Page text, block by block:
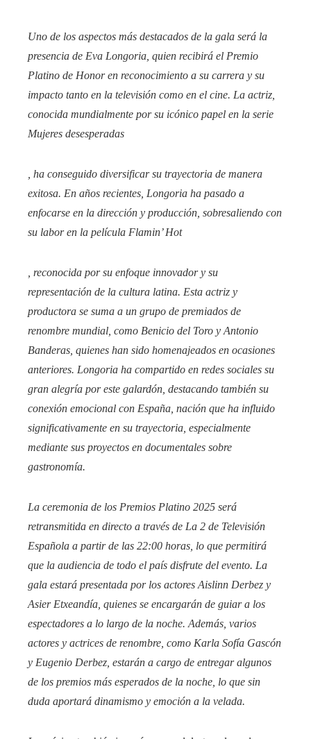
Uno de los aspectos más destacados de la gala será la
presencia de Eva Longoria, quien recibirá el Premio
Platino de Honor en reconocimiento a su carrera y su
impacto tanto en la televisión como en el cine. La actriz,
conocida mundialmente por su icónico papel en la serie
Mujeres desesperadas
, ha conseguido diversificar su trayectoria de manera
exitosa. En años recientes, Longoria ha pasado a
enfocarse en la dirección y producción, sobresaliendo con
su labor en la película Flamin’ Hot
, reconocida por su enfoque innovador y su
representación de la cultura latina. Esta actriz y
productora se suma a un grupo de premiados de
renombre mundial, como Benicio del Toro y Antonio
Banderas, quienes han sido homenajeados en ocasiones
anteriores. Longoria ha compartido en redes sociales su
gran alegría por este galardón, destacando también su
conexión emocional con España, nación que ha influido
significativamente en su trayectoria, especialmente
mediante sus proyectos en documentales sobre
gastronomía.
La ceremonia de los Premios Platino 2025 será
retransmitida en directo a través de La 2 de Televisión
Española a partir de las 22:00 horas, lo que permitirá
que la audiencia de todo el país disfrute del evento. La
gala estará presentada por los actores Aislinn Derbez y
Asier Etxeandía, quienes se encargarán de guiar a los
espectadores a lo largo de la noche. Además, varios
actores y actrices de renombre, como Karla Sofía Gascón
y Eugenio Derbez, estarán a cargo de entregar algunos
de los premios más esperados de la noche, lo que sin
duda aportará dinamismo y emoción a la velada.